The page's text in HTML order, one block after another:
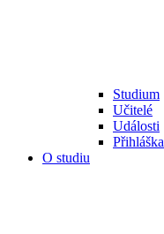
Studium
Učitelé
Události
Přihláška
O studiu